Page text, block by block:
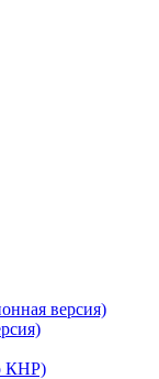
версия)
КНР)